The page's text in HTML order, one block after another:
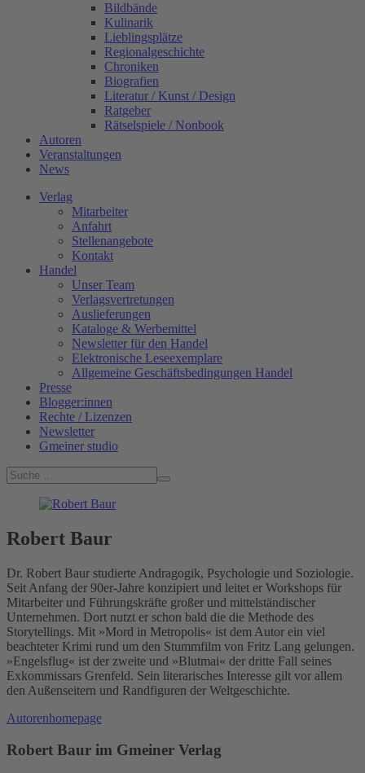
Bildbände
Kulinarik
Lieblingsplätze
Regionalgeschichte
Chroniken
Biografien
Literatur / Kunst / Design
Ratgeber
Rätselspiele / Nonbook
Autoren
Veranstaltungen
News
Verlag
Mitarbeiter
Anfahrt
Stellenangebote
Kontakt
Handel
Unser Team
Verlagsvertretungen
Auslieferungen
Kataloge & Werbemittel
Newsletter für den Handel
Elektronische Leseexemplare
Allgemeine Geschäftsbedingungen Handel
Presse
Blogger:innen
Rechte / Lizenzen
Newsletter
Gmeiner studio
Robert Baur
Dr. Robert Baur studierte Andragogik, Psychologie und Soziologie.
Seit Anfang der 90er-Jahre konzipiert und leitet er Workshops für
Mitarbeiter und Führungskräfte großer und mittelständischer
Unternehmen. Dort nutzt er schon bald die die Methode des
Storytellings. Mit »Mord in Metropolis« ist dem Autor ein viel
beachteter Krimi rund um den Stummfilm von Fritz Lang gelungen.
»Engelsflug« ist der zweite und »Blutmai« der dritte Fall seines
Exkommissars Grenfeld. Sein literarisches Interesse gilt vor allem
den Außenseitern und Randfiguren der Weltgeschichte.
Autorenhomepage
Robert Baur im Gmeiner Verlag